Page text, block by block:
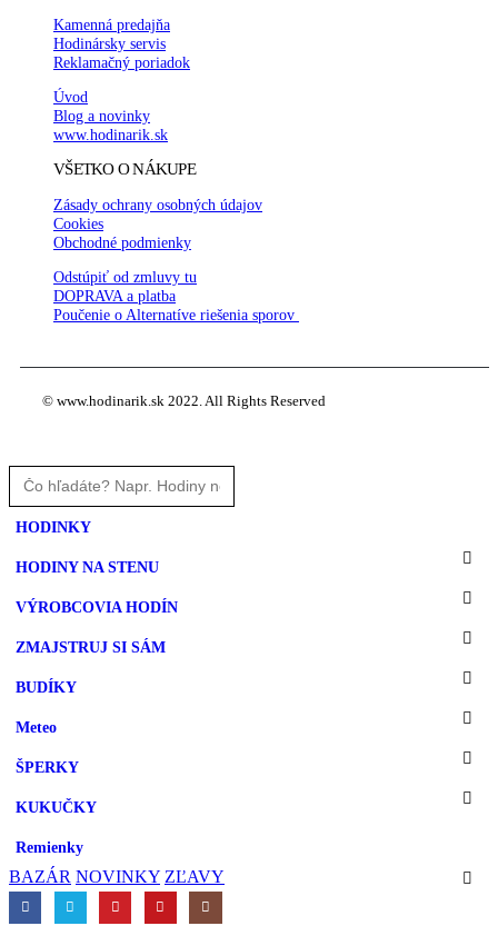
Kamenná predajňa
Hodinársky servis
Reklamačný poriadok
Úvod
Blog a novinky
www.hodinarik.sk
VŠETKO O NÁKUPE
Zásady ochrany osobných údajov
Cookies
Obchodné podmienky
Odstúpiť od zmluvy tu
DOPRAVA a platba
Poučenie o Alternatíve riešenia sporov
© www.hodinarik.sk 2022. All Rights Reserved
HODINKY
HODINY NA STENU
VÝROBCOVIA HODÍN
ZMAJSTRUJ SI SÁM
BUDÍKY
Meteo
ŠPERKY
KUKUČKY
Remienky
BAZÁR NOVINKY ZĽAVY